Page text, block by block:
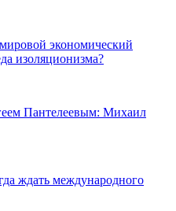
экономический
изоляционизма?
Пантелеевым: Михаил
ждать международного